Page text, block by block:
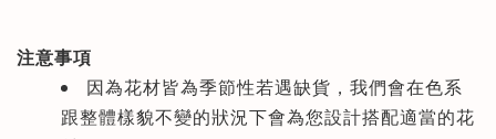
注意事項
因為花材皆為季節性若遇缺貨，我們會在色系
跟整體樣貌不變的狀況下會為您設計搭配適當的花